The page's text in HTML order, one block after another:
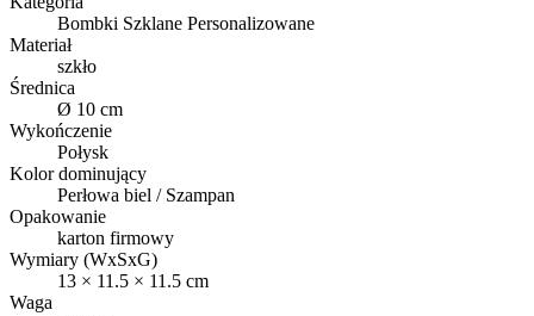
Bombki Szklane Personalizowane
Materiał
szkło
Średnica
Ø 10 cm
Wykończenie
Połysk
Kolor dominujący
Perłowa biel / Szampan
Opakowanie
karton firmowy
Wymiary (WxSxG)
13 × 11.5 × 11.5 cm
Waga